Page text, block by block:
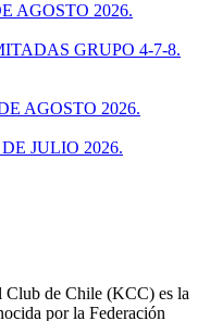
AGOSTO 2026.
GRUPO 4-7-8.
AGOSTO 2026.
JULIO 2026.
Club de Chile (KCC) es la
por la Federación